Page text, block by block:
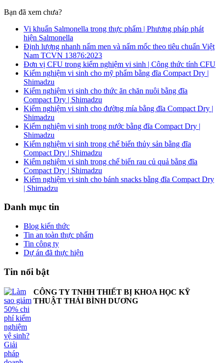
Bạn đã xem chưa?
Vi khuẩn Salmonella trong thực phẩm | Phương pháp phát
hiện Salmonella
Định lượng nhanh nấm men và nấm mốc theo tiêu chuẩn Việt
Nam TCVN 13876:2023
Đơn vị CFU trong kiểm nghiệm vi sinh | Công thức tính CFU
Kiểm nghiệm vi sinh cho mỹ phẩm bằng đĩa Compact Dry |
Shimadzu
Kiểm nghiệm vi sinh cho thức ăn chăn nuôi bằng đĩa
Compact Dry | Shimadzu
Kiểm nghiệm vi sinh cho đường mía bằng đĩa Compact Dry |
Shimadzu
Kiểm nghiệm vi sinh trong nước bằng đĩa Compact Dry |
Shimadzu
Kiểm nghiệm vi sinh trong chế biến thủy sản bằng đĩa
Compact Dry | Shimadzu
Kiểm nghiệm vi sinh trong chế biến rau củ quả bằng đĩa
Compact Dry | Shimadzu
Kiểm nghiệm vi sinh cho bánh snacks bằng đĩa Compact Dry
| Shimadzu
Danh mục tin
Blog kiến thức
Tin an toàn thực phẩm
Tin công ty
Dự án đã thực hiện
Tin nổi bật
CÔNG TY TNHH THIẾT BỊ KHOA HỌC KỸ
THUẬT THÁI BÌNH DƯƠNG